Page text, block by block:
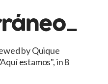
by Quique
estamos", in 8